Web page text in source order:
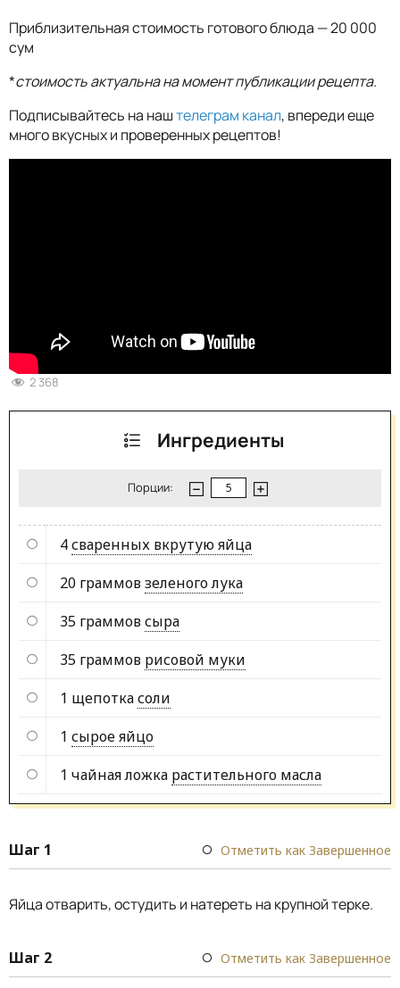
Приблизительная стоимость готового блюда — 20 000
сум
*стоимость актуальна на момент публикации рецепта.
Подписывайтесь на наштелеграм канал, впереди еще
много вкусных и проверенных рецептов!
2 368
Ингредиенты
Порции:
4сваренных вкрутую яйца
20 граммовзеленого лука
35 граммовсыра
35 граммов рисовой муки
1 щепоткасоли
1 сырое яйцо
1 чайная ложка растительного масла
Шаг 1 Отметить как Завершенное
Яйца отварить, остудить и натереть на крупной терке.
Шаг 2 Отметить как Завершенное